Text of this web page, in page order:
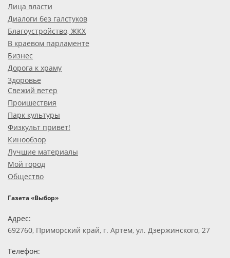
Лица власти
Диалоги без галстуков
Благоустройство, ЖКХ
В краевом парламенте
Бизнес
Дорога к храму
Здоровье
Свежий ветер
Проишествия
Парк культуры
Физкульт привет!
Кинообзор
Лучшие материалы
Мой город
Общество
Газета «Выбор»
Адрес:
692760, Приморский край, г. Артем, ул. Дзержинского, 27
Телефон: